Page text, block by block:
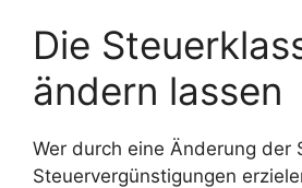
Die
ändern lassen
Wer durch eine Änderung der
Steuervergünstigungen